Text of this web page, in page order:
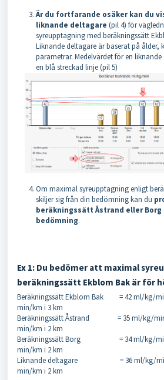
Är du fortfarande osäker kan du
liknande deltagare (pil 4) för
syreupptagning med beräkningssätt
Liknande deltagare är baserat på ålder,
parametrar. Medelvärdet för en
en blå streckad linje (pil 5)
Om maximal syreupptagning enligt
skiljer sig från din bedömning kan du
beräkningssätt Åstrand eller
bedömning.
Ex 1: Du bedömer att maximal
beräkningssätt Ekblom Bak är för
Beräkningssätt Ekblom Bak =
min/km i 3 km
Beräkningssätt Åstrand = 35
min/km i 2 km
Beräkningssätt Borg = 34
min/km i 2 km
Liknande deltagare = 36
min/km i 2 km